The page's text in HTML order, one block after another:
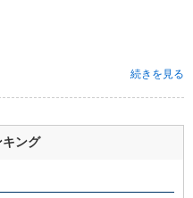
その日に納車したいです...
続きを見る
キング